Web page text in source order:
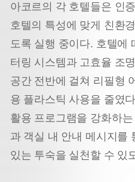
아코르의 각 호텔들은 인
호텔의 특성에 맞게 친환
도록 실행 중이다. 호텔에
터링 시스템과 고효율 조
공간 전반에 걸쳐 리필형
용 플라스틱 사용을 줄였
활용 프로그램을 강화하
과 객실 내 안내 메시지를
있는 투숙을 실천할 수 있